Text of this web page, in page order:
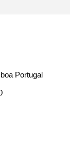
Portugal